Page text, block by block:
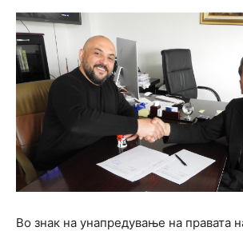
Во знак на унапредување на правата